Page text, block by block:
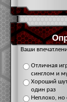
Ваши
Отличная
синглом и
Хороший
один раз
Неплохо, но